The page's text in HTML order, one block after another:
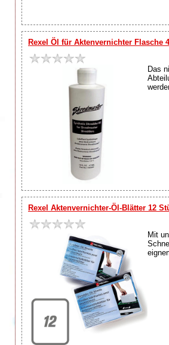
Rexel Öl für Aktenvernichter Flasche
Das
Rexel Aktenvernichter-Öl-Blätter 12
Mit